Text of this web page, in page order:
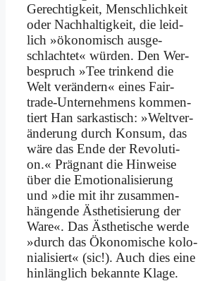
Ge­rech­tig­keit, Mensch­lich­keit
oder Nach­hal­tig­keit, die leid­
lich »öko­no­misch aus­ge­
schlach­tet« wür­den. Den Wer­
be­spruch »Tee trin­kend die
Welt ver­än­dern« ei­nes Fair­
trade-Un­ter­neh­mens kom­men­
tiert Han sar­ka­stisch: »Welt­ver­
än­de­rung durch Kon­sum, das
wä­re das En­de der Re­vo­lu­ti­
on.« Prä­gnant die Hin­wei­se
über die Emo­tio­na­li­sie­rung
und »die mit ihr zu­sam­men­
hän­gen­de Äs­the­ti­sie­rung der
Wa­re«. Das Äs­the­ti­sche wer­de
»durch das Öko­no­mi­sche ko­lo­
nia­li­siert« (sic!). Auch dies ei­ne
hin­läng­lich be­kann­te Kla­ge.